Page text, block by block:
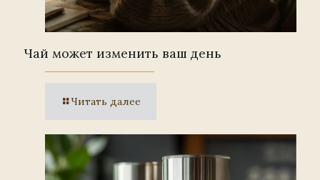
Чай может изменить ваш день
Читать далее